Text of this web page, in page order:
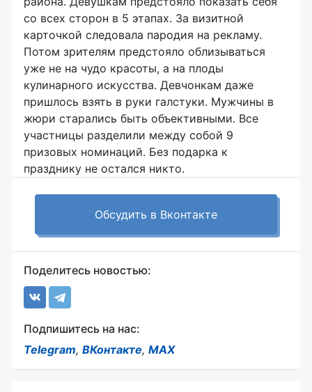
со всех сторон в 5 этапах. За визитной
карточкой следовала пародия на рекламу.
Потом зрителям предстояло облизываться
уже не на чудо красоты, а на плоды
кулинарного искусства. Девчонкам даже
пришлось взять в руки галстуки. Мужчины в
жюри старались быть объективными. Все
участницы разделили между собой 9
призовых номинаций. Без подарка к
празднику не остался никто.
Обсудить в Вконтакте
Поделитесь новостью:
Подпишитесь на нас:
Telegram, ВКонтакте, MAX